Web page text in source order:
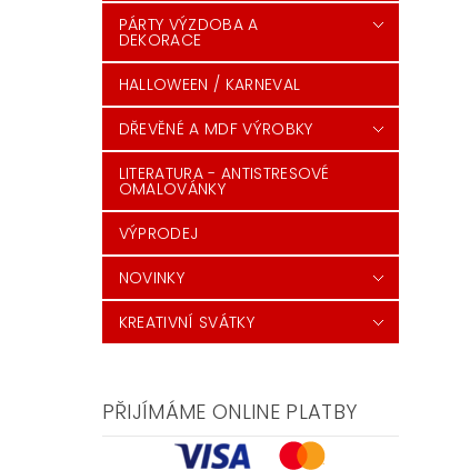
PÁRTY VÝZDOBA A
DEKORACE
HALLOWEEN / KARNEVAL
DŘEVĚNÉ A MDF VÝROBKY
LITERATURA - ANTISTRESOVÉ
OMALOVÁNKY
VÝPRODEJ
NOVINKY
KREATIVNÍ SVÁTKY
PŘIJÍMÁME ONLINE PLATBY